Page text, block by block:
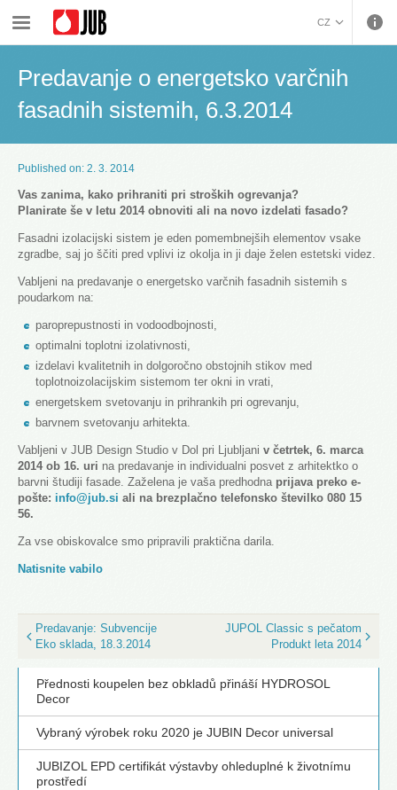
HRVATSKI (CROATIAN)
CZ
ENGLISH (ENGLISH)
ΕΛΛΗΝΙΚΑ (GREEK)
ITALIANO (ITALIAN)
KOSOVA (KOSOVO)
МАКЕДОНСКИ
(MACEDONIAN)
ROMÂNĂ (ROMANIAN)
РУССКИЙ (RUSSIAN)
(SLOVENIAN)
Predavanje o energetsko varčnih fasadnih sistemih, 6.3.2014
Predavanje o energetsko varčnih
fasadnih sistemih, 6.3.2014
Published on: 2. 3. 2014
Vas zanima, kako prihraniti pri stroških ogrevanja?
Planirate še v letu 2014 obnoviti ali na novo izdelati fasado?
Fasadni izolacijski sistem je eden pomembnejših elementov vsake
zgradbe, saj jo ščiti pred vplivi iz okolja in ji daje želen estetski videz.
Vabljeni na predavanje o energetsko varčnih fasadnih sistemih s
poudarkom na:
paroprepustnosti in vodoodbojnosti,
optimalni toplotni izolativnosti,
izdelavi kvalitetnih in dolgoročno obstojnih stikov med
toplotnoizolacijskim sistemom ter okni in vrati,
energetskem svetovanju in prihrankih pri ogrevanju,
barvnem svetovanju arhitekta.
Vabljeni v JUB Design Studio v Dol pri Ljubljani v četrtek, 6. marca
2014 ob 16. uri na predavanje in individualni posvet z arhitektko o
barvni študiji fasade. Zaželena je vaša predhodna prijava preko e-
pošte: info@jub.si ali na brezplačno telefonsko številko 080 15
56.
Za vse obiskovalce smo pripravili praktična darila.
Natisnite vabilo
JUPOL Classic s pečatom
Produkt leta 2014
Predavanje: Subvencije
Eko sklada, 18.3.2014
Přednosti koupelen bez obkladů přináší HYDROSOL
Decor
Vybraný výrobek roku 2020 je JUBIN Decor universal
JUBIZOL EPD certifikát výstavby ohleduplné k životnímu
prostředí